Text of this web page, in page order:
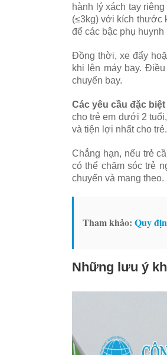
hành lý xách tay
(≤3kg) với kích thước
để các bậc phụ
Đồng thời, xe đẩy
khi lên máy bay.
chuyến bay.
Các yêu cầu đặc
cho trẻ em dưới 2
và tiện lợi nhất cho
Chẳng hạn, nếu trẻ
có thể chăm sóc trẻ
chuyển và mang theo.
Tham khảo: Quy
Những lưu ý